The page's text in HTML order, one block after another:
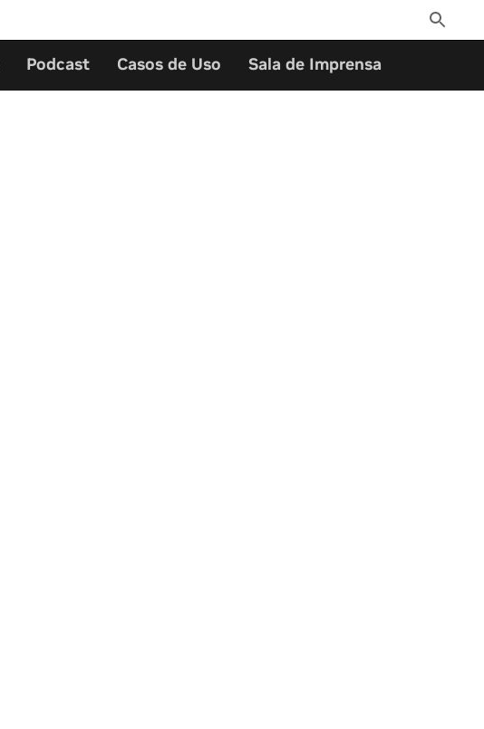
Toggle
Search
Podcast Casos de Uso Sala de Imprensa